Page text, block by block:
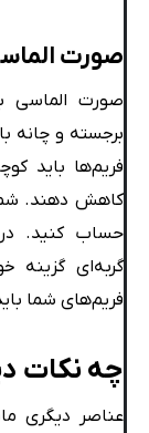
صورت
صورت الماسی
برجسته و چانه
فریم‌ها باید
کاهش دهند.
حساب کنید.
گربه‌ای
فریم‌های شما
چه نکات
عناصر دیگری